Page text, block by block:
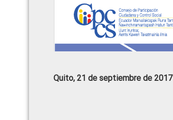
Quito, 21 de septiembre de 2017